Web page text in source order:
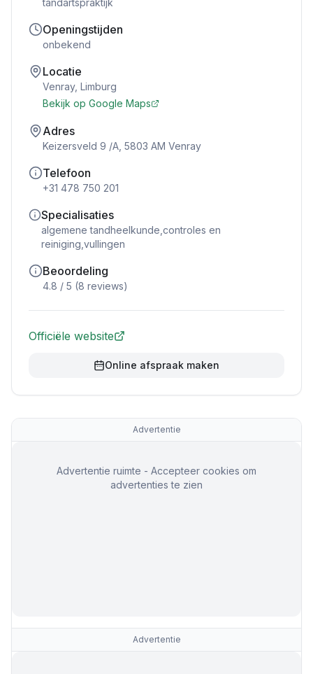
tandartspraktijk
Openingstijden
onbekend
Locatie
Venray, Limburg
Bekijk op Google Maps
Adres
Keizersveld 9 /A, 5803 AM Venray
Telefoon
+31 478 750 201
Specialisaties
algemene tandheelkunde,controles en
reiniging,vullingen
Beoordeling
4.8 / 5 (8 reviews)
Officiële website
Online afspraak maken
Advertentie
Advertentie ruimte - Accepteer cookies om
advertenties te zien
Advertentie